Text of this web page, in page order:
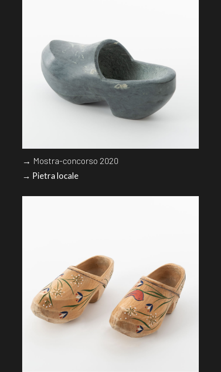
→ Mostra-concorso 2020
→ Pietra locale